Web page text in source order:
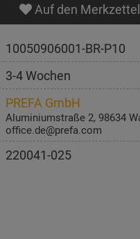
Auf den Merkzettel
10050906001-BR-P10
3-4 Wochen
PREFA GmbH
Aluminiumstraße 2, 98634
office.de@prefa.com
220041-025